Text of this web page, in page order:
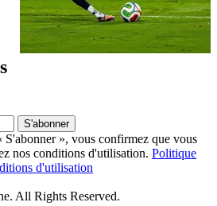
S'abonner
», vous confirmez que vous
nos conditions d'utilisation. Politique
d'utilisation
All Rights Reserved.